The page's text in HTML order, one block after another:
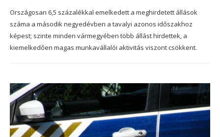
Országosan 6,5 százalékkal emelkedett a meghirdetett állások
száma a második negyedévben a tavalyi azonos időszakhoz
képest; szinte minden vármegyében több állást hirdettek, a
kiemelkedően magas munkavállalói aktivitás viszont csökkent.